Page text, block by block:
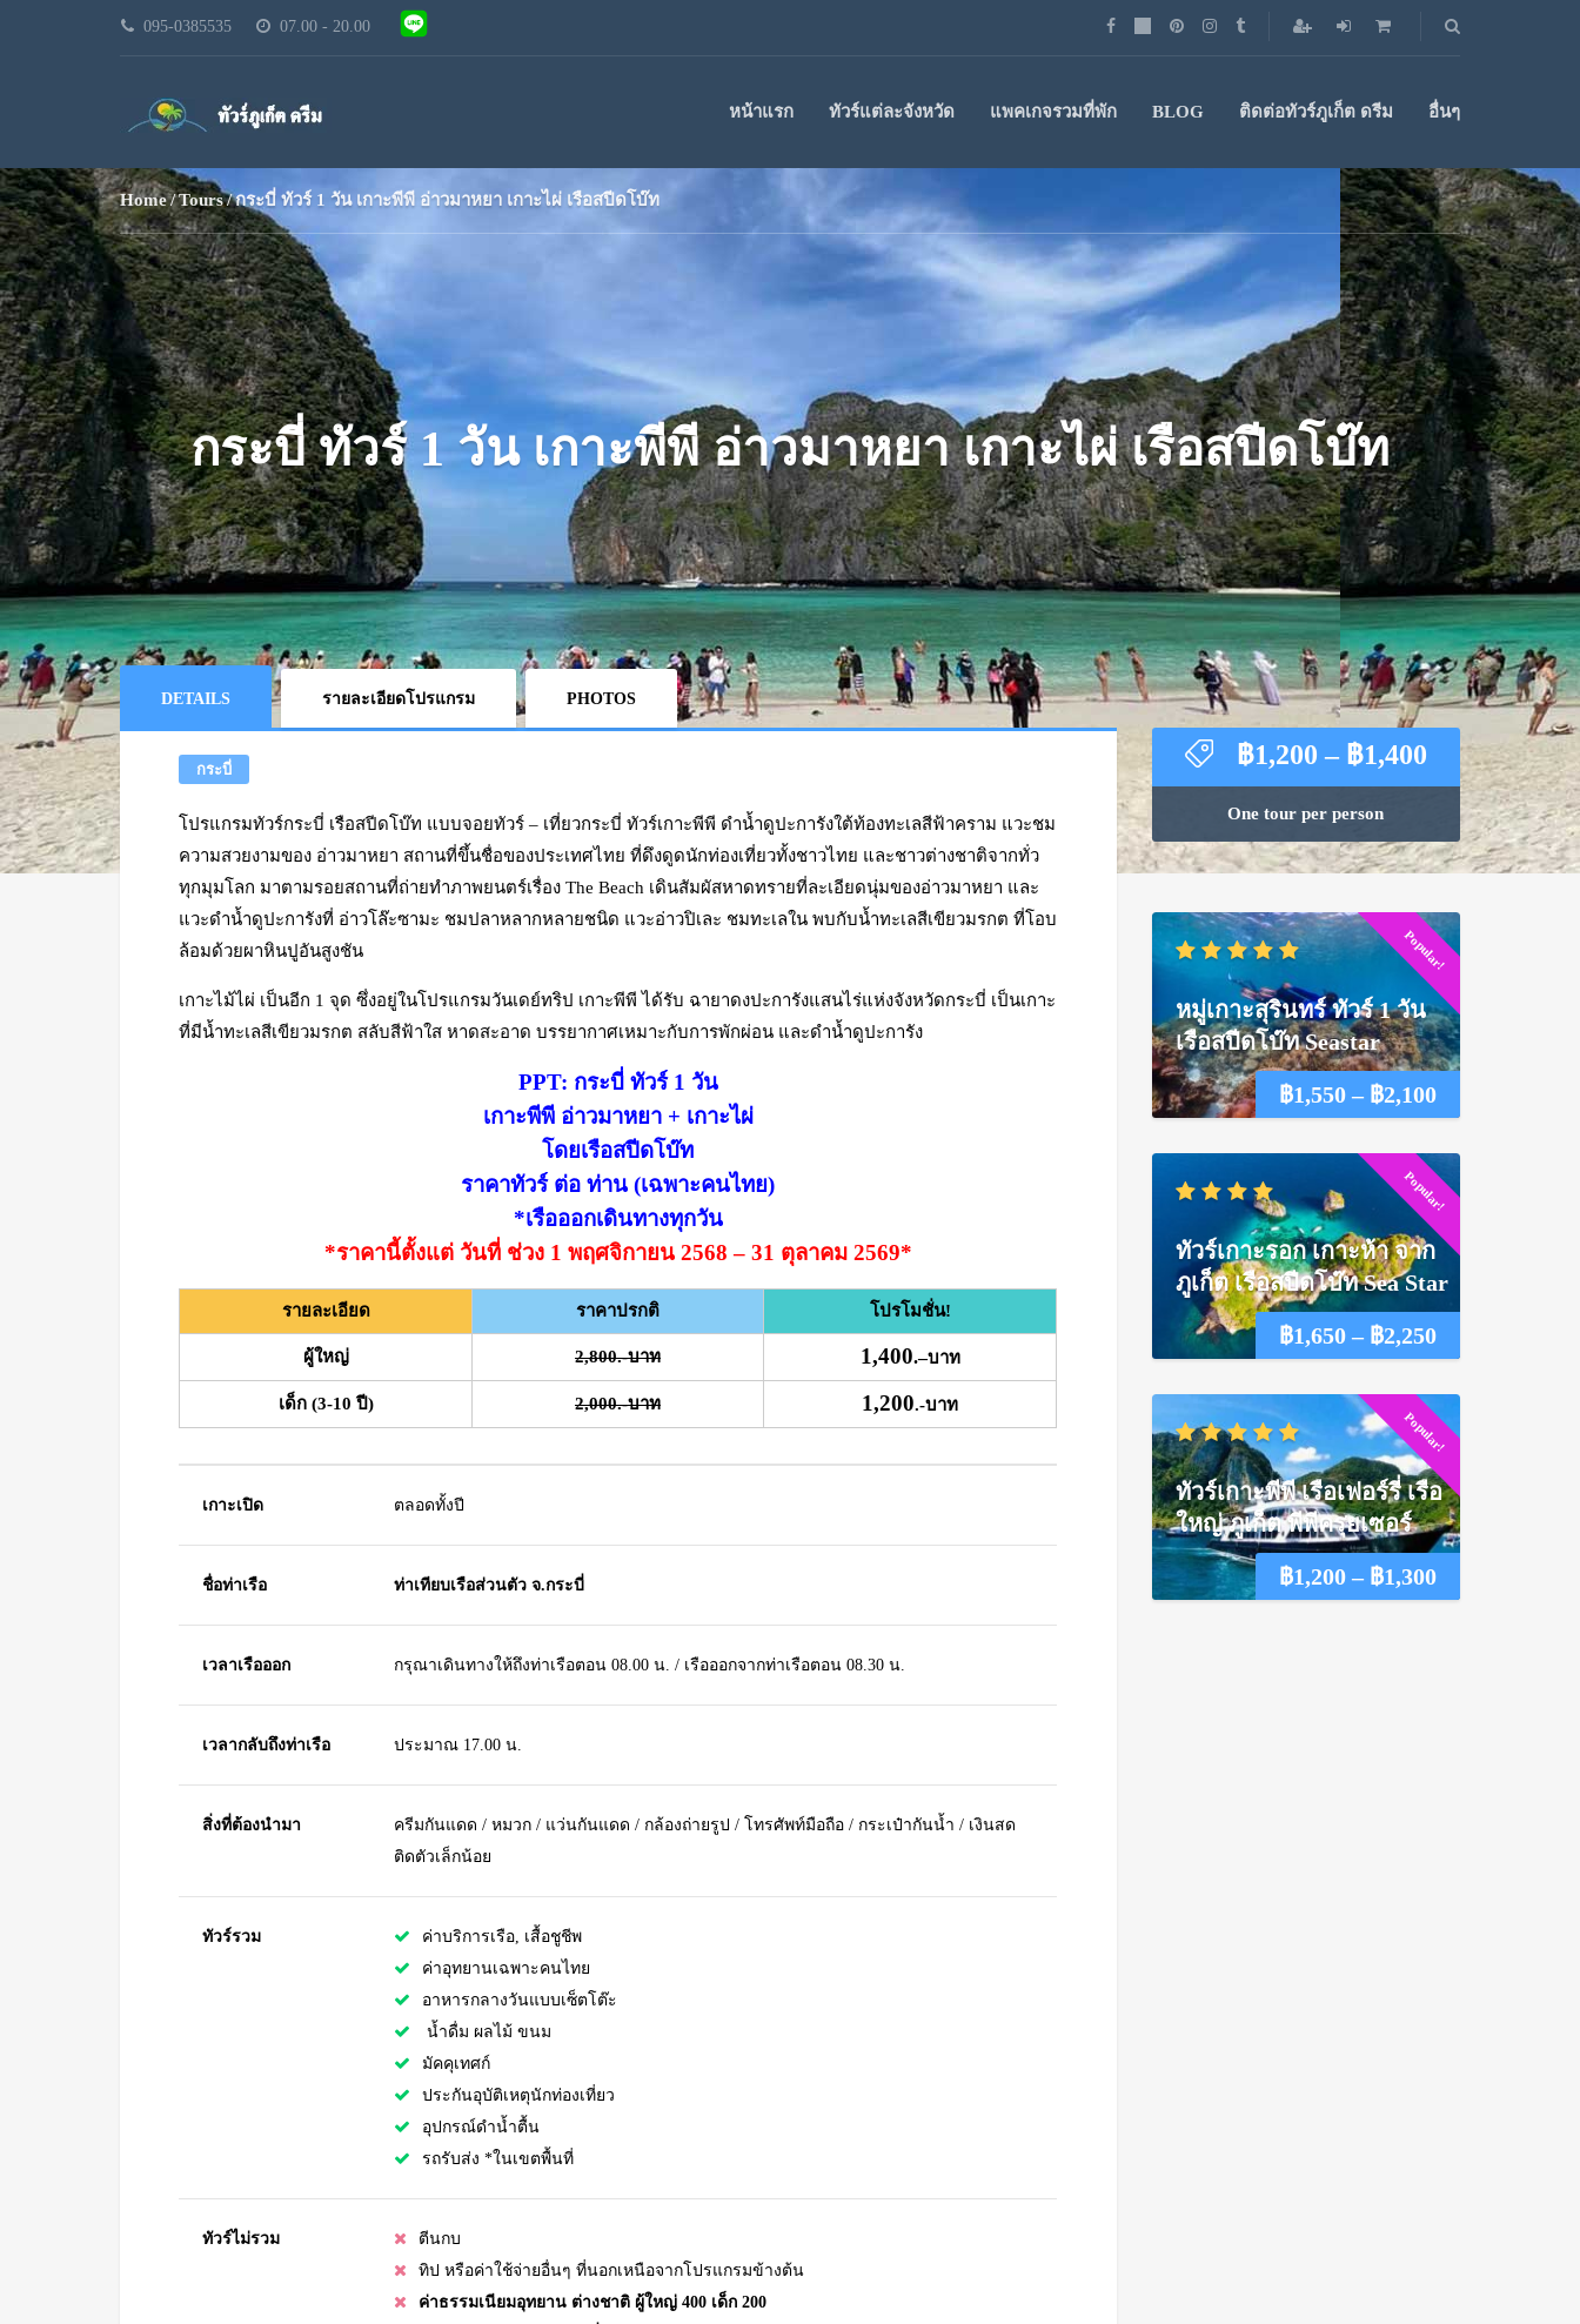
095-0385535 07.00 - 20.00
หน้าแรก ทัวร์แต่ละจังหวัด แพคเกจรวมที่พัก BLOG ติดต่อทัวร์ภูเก็ต ดรีม อื่นๆ
Home Tours กระบี่ ทัวร์ 1 วัน เกาะพีพี อ่าวมาหยา เกาะไผ่ เรือสปีดโบ๊ท
กระบี่ ทัวร์ 1 วัน เกาะพีพี อ่าวมาหยา เกาะไผ่ เรือสปีดโบ๊ท
DETAILS รายละเอียดโปรแกรม PHOTOS
กระบี่
โปรแกรมทัวร์กระบี่ เรือสปีดโบ๊ท แบบจอยทัวร์ – เที่ยวกระบี่ ทัวร์เกาะพีพี ดำน้ำดูปะการังใต้ท้องทะเลสีฟ้าคราม แวะชม
ความสวยงามของ อ่าวมาหยา สถานที่ขึ้นชื่อของประเทศไทย ที่ดึงดูดนักท่องเที่ยวทั้งชาวไทย และชาวต่างชาติจากทั่ว
ทุกมุมโลก มาตามรอยสถานที่ถ่ายทำภาพยนตร์เรื่อง The Beach เดินสัมผัสหาดทรายที่ละเอียดนุ่มของอ่าวมาหยา และ
แวะดำน้ำดูปะการังที่ อ่าวโล๊ะซามะ ชมปลาหลากหลายชนิด แวะอ่าวปิเละ ชมทะเลใน พบกับน้ำทะเลสีเขียวมรกต ที่โอบ
ล้อมด้วยผาหินปูอันสูงชัน
เกาะไม้ไผ่ เป็นอีก 1 จุด ซึ่งอยู่ในโปรแกรมวันเดย์ทริป เกาะพีพี ได้รับ ฉายาดงปะการังแสนไร่แห่งจังหวัดกระบี่ เป็นเกาะ
ที่มีน้ำทะเลสีเขียวมรกต สลับสีฟ้าใส หาดสะอาด บรรยากาศเหมาะกับการพักผ่อน และดำน้ำดูปะการัง
PPT: กระบี่ ทัวร์ 1 วัน
เกาะพีพี อ่าวมาหยา + เกาะไผ่
โดยเรือสปีดโบ๊ท
ราคาทัวร์ ต่อ ท่าน (เฉพาะคนไทย)
*เรือออกเดินทางทุกวัน
*ราคานี้ตั้งแต่ วันที่ ช่วง 1 พฤศจิกายน 2568 – 31 ตุลาคม 2569*
รายละเอียด ราคาปรกติ โปรโมชั่น!
ผู้ใหญ่ 2,800.-บาท 1,400.–บาท
เด็ก (3-10 ปี) 2,000.-บาท 1,200.-บาท
เกาะเปิด ตลอดทั้งปี
ชื่อท่าเรือ ท่าเทียบเรือส่วนตัว จ.กระบี่
เวลาเรือออก กรุณาเดินทางให้ถึงท่าเรือตอน 08.00 น. / เรือออกจากท่าเรือตอน 08.30 น.
เวลากลับถึงท่าเรือ ประมาณ 17.00 น.
สิ่งที่ต้องนำมา
ครีมกันแดด / หมวก / แว่นกันแดด / กล้องถ่ายรูป / โทรศัพท์มือถือ / กระเป๋ากันน้ำ / เงินสด
ติดตัวเล็กน้อย
ทัวร์รวม
ค่าบริการเรือ, เสื้อชูชีพ
ค่าอุทยานเฉพาะคนไทย
อาหารกลางวันแบบเซ็ตโต๊ะ
น้ำดื่ม ผลไม้ ขนม
มัคคุเทศก์
ประกันอุบัติเหตุนักท่องเที่ยว
อุปกรณ์ดำน้ำตื้น
รถรับส่ง *ในเขตพื้นที่
ทัวร์ไม่รวม
ตีนกบ
ทิป หรือค่าใช้จ่ายอื่นๆ ที่นอกเหนือจากโปรแกรมข้างต้น
ค่าธรรมเนียมอุทยาน ต่างชาติ ผู้ใหญ่ 400 เด็ก 200
฿1,200 – ฿1,400Price
range:
฿1,200
through
฿1,400
One tour per person
Popular!
฿1,550 – ฿2,100Price
฿1,550
through
฿2,100
หมู่เกาะสุรินทร์ ทัวร์ 1 วัน
เรือสปีดโบ๊ท Seastar
Popular!
฿1,650 – ฿2,250Price
฿1,650
through
฿2,250
ทัวร์เกาะรอก เกาะห้า จาก
ภูเก็ต เรือสปีดโบ๊ท Sea Star
Popular!
฿1,200 – ฿1,300Price
ทัวร์เกาะพีพี เรือเฟอร์รี่ เรือ
ใหญ่ ภูเก็ต พีพีครุยเซอร์